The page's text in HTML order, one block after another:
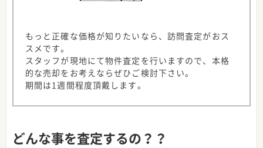
もっと正確な価格が知りたいなら、訪問査定がおス
スメです。
スタッフが現地にて物件査定を行いますので、本格
的な売却をお考えならぜひご検討下さい。
期間は1週間程度頂戴します。
どんな事を査定するの？？